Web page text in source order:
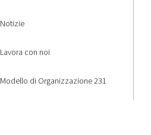
Notizie
Lavora con noi
Modello di Organizzazione 231